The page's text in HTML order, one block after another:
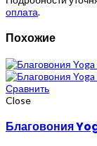
оплата.
Похожие
Сравнить
Close
Благовония